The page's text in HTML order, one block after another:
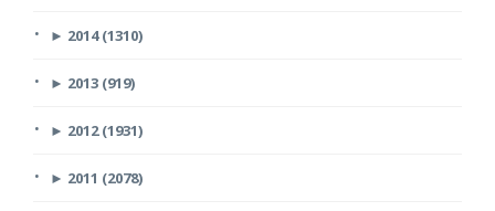
► 2014 (1310)
► 2013 (919)
► 2012 (1931)
► 2011 (2078)